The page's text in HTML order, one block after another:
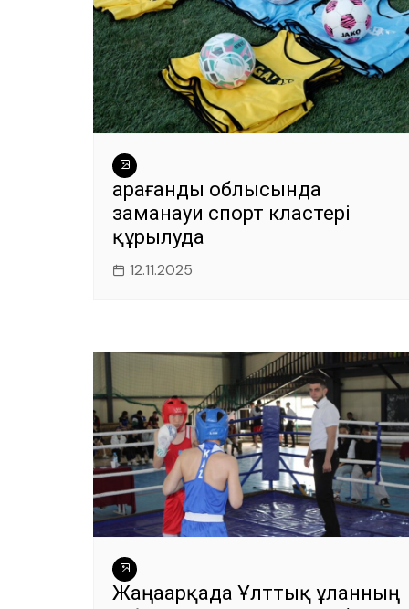
Қарағанды облысында
заманауи спорт кластері
құрылуда
12.11.2025
Жаңаарқада Ұлттық ұланның